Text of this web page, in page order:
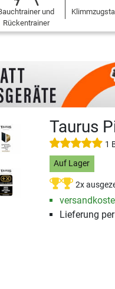
und
Rückentrainer
Taurus
1
Auf Lager
2x
Lieferung